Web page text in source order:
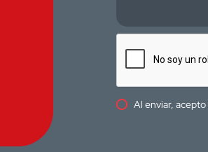
Al enviar, acepto